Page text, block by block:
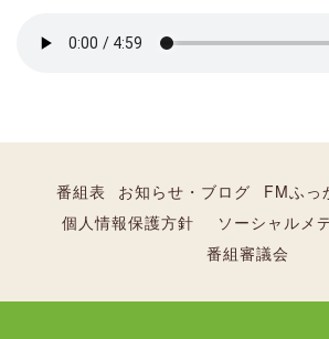
番組表 お知らせ・ブログ
FMふっ
個人情報保護方針
ソーシャルメ
番組審議会